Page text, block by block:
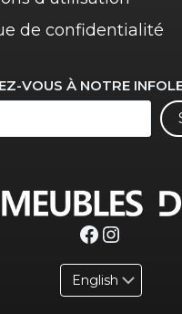
de confidentialité
VOUS À NOTRE
Facebook